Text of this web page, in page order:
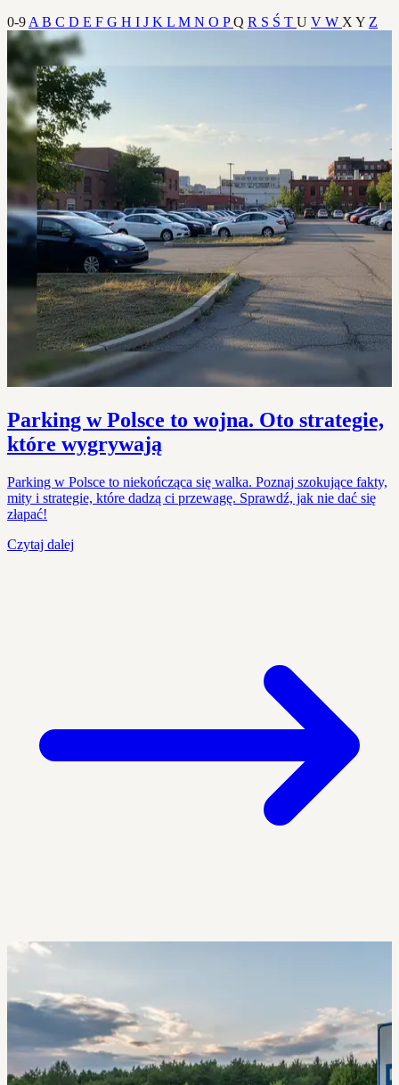
0-9 A B C D E F G H I J K L M N O PQ R S Ś T U V W X Y Z
Parking w Polsce to wojna. Oto strategie,
które wygrywają
Parking w Polsce to niekończąca się walka. Poznaj szokujące fakty,
mity i strategie, które dadzą ci przewagę. Sprawdź, jak nie dać się
złapać!
Czytaj dalej